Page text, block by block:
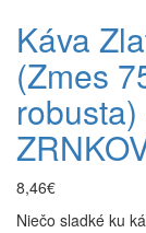
Káva
(Zmes
8,46€
Niečo sladké ku